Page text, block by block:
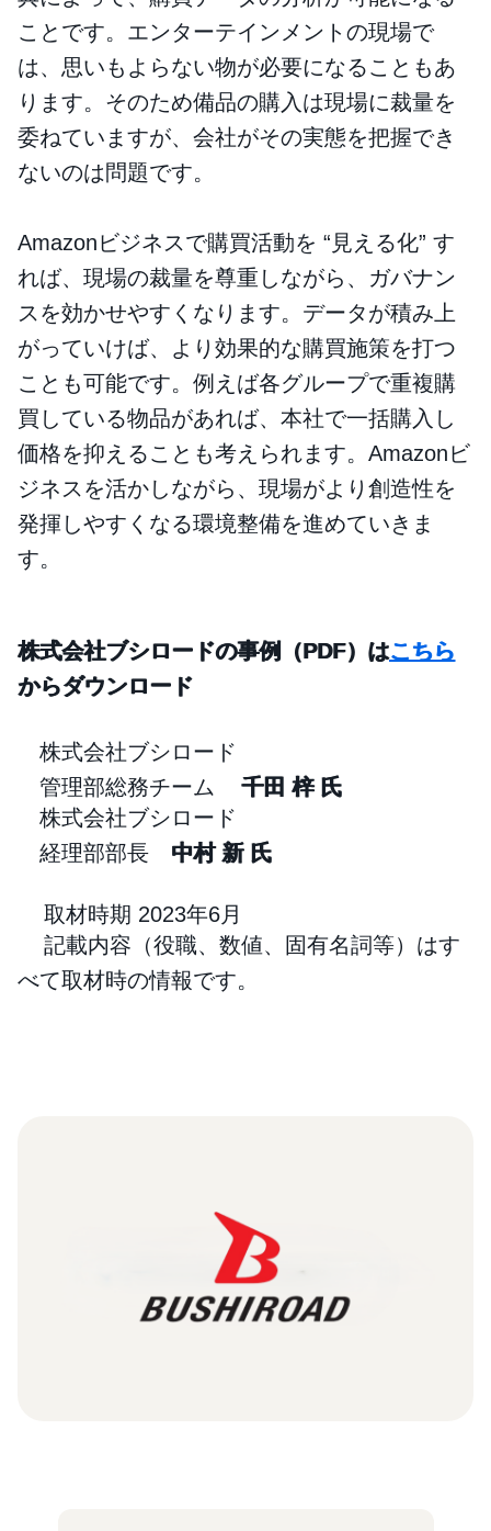
ことです。エンターテインメントの現場で
は、思いもよらない物が必要になることもあ
ります。そのため備品の購入は現場に裁量を
委ねていますが、会社がその実態を把握でき
ないのは問題です。
Amazonビジネスで購買活動を “見える化” す
れば、現場の裁量を尊重しながら、ガバナン
スを効かせやすくなります。データが積み上
がっていけば、より効果的な購買施策を打つ
ことも可能です。例えば各グループで重複購
買している物品があれば、本社で一括購入し
価格を抑えることも考えられます。Amazonビ
ジネスを活かしながら、現場がより創造性を
発揮しやすくなる環境整備を進めていきま
す。
株式会社ブシロードの事例（PDF）はこちら
からダウンロード
株式会社ブシロード
管理部総務チーム
千田 梓 氏
株式会社ブシロード
経理部部長 中村 新 氏
取材時期 2023年6月
記載内容（役職、数値、固有名詞等）はす
べて取材時の情報です。